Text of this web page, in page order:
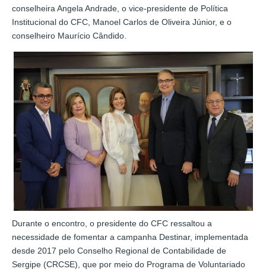
conselheira Angela Andrade, o vice-presidente de Política
Institucional do CFC, Manoel Carlos de Oliveira Júnior, e o
conselheiro Maurício Cândido.
Durante o encontro, o presidente do CFC ressaltou a
necessidade de fomentar a campanha Destinar, implementada
desde 2017 pelo Conselho Regional de Contabilidade de
Sergipe (CRCSE), que por meio do Programa de Voluntariado